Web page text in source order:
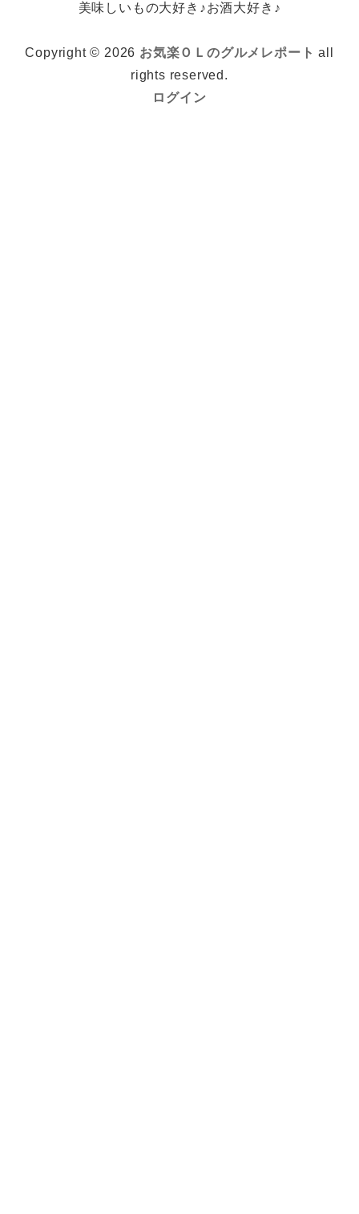
美味しいもの大好き♪お酒大好き♪
Copyright © 2026 お気楽ＯＬのグルメレポート all
rights reserved.
ログイン